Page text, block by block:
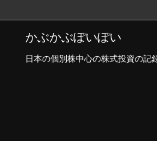
かぶかぶぽいぽい
日本の個別株中心の株式投資の記